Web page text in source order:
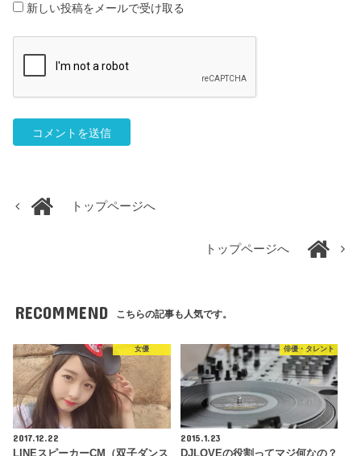
新しい投稿をメールで受け取る
トップページへ
トップページへ
RECOMMEND こちらの記事も人気です。
女優
2017.12.22
LINEスピーカーCM（双子ダンス
俳優・タレント
2015.1.23
DJLOVEの役割ってマジ何なの？